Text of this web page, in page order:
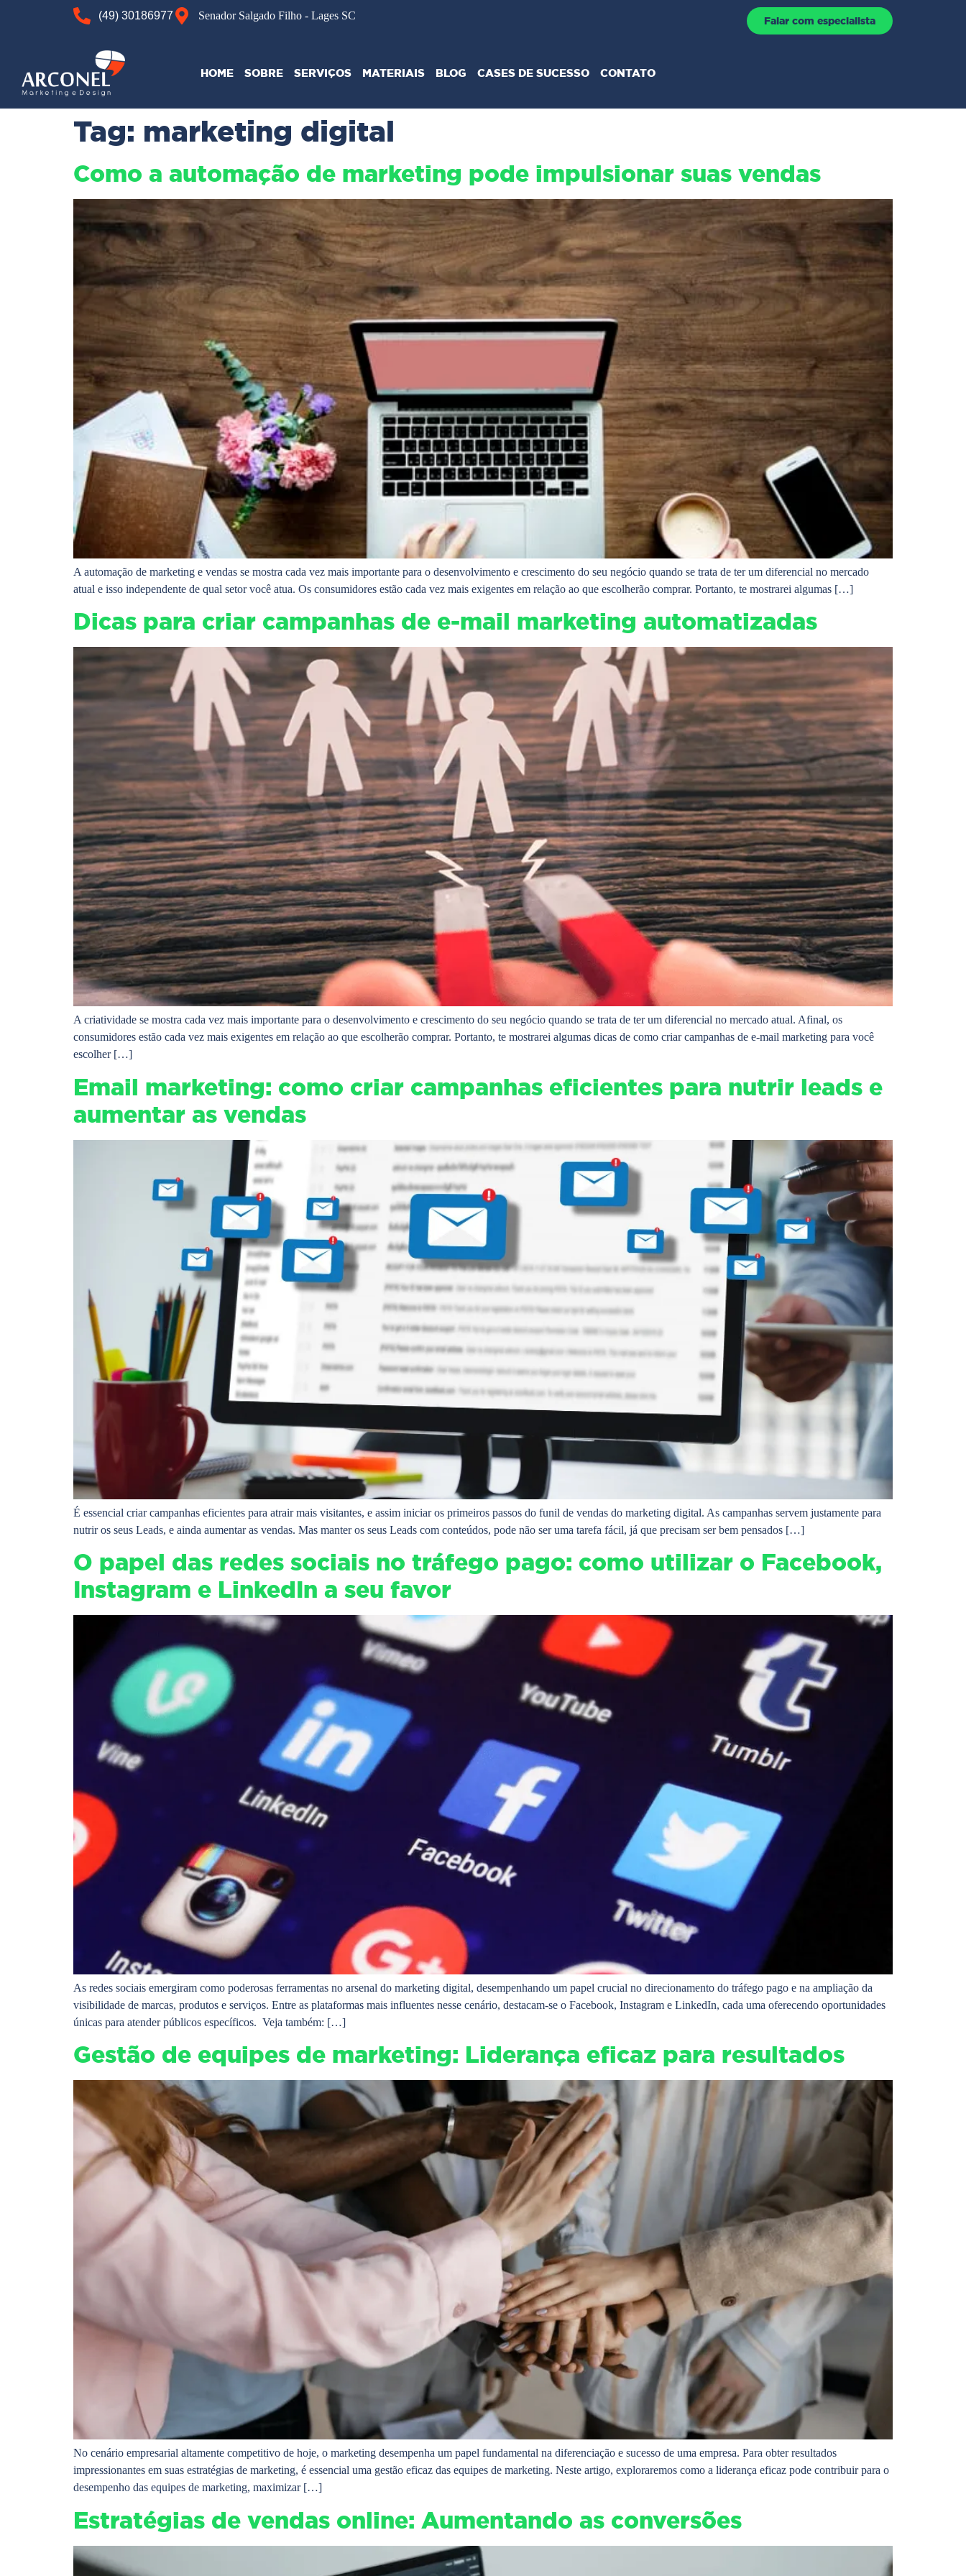
(49) 30186977 Senador Salgado Filho - Lages SC Falar com especialista
HOME SOBRE SERVIÇOS MATERIAIS BLOG CASES DE SUCESSO CONTATO
Tag: marketing digital
Como a automação de marketing pode impulsionar suas vendas
A automação de marketing e vendas se mostra cada vez mais importante para o desenvolvimento e crescimento do seu negócio quando se trata de ter um diferencial no mercado
atual e isso independente de qual setor você atua. Os consumidores estão cada vez mais exigentes em relação ao que escolherão comprar. Portanto, te mostrarei algumas […]
Dicas para criar campanhas de e-mail marketing automatizadas
A criatividade se mostra cada vez mais importante para o desenvolvimento e crescimento do seu negócio quando se trata de ter um diferencial no mercado atual. Afinal, os
consumidores estão cada vez mais exigentes em relação ao que escolherão comprar. Portanto, te mostrarei algumas dicas de como criar campanhas de e-mail marketing para você
escolher […]
Email marketing: como criar campanhas eficientes para nutrir leads e
aumentar as vendas
É essencial criar campanhas eficientes para atrair mais visitantes, e assim iniciar os primeiros passos do funil de vendas do marketing digital. As campanhas servem justamente para
nutrir os seus Leads, e ainda aumentar as vendas. Mas manter os seus Leads com conteúdos, pode não ser uma tarefa fácil, já que precisam ser bem pensados […]
O papel das redes sociais no tráfego pago: como utilizar o Facebook,
Instagram e LinkedIn a seu favor
As redes sociais emergiram como poderosas ferramentas no arsenal do marketing digital, desempenhando um papel crucial no direcionamento do tráfego pago e na ampliação da
visibilidade de marcas, produtos e serviços. Entre as plataformas mais influentes nesse cenário, destacam-se o Facebook, Instagram e LinkedIn, cada uma oferecendo oportunidades
únicas para atender públicos específicos. Veja também: […]
Gestão de equipes de marketing: Liderança eficaz para resultados
No cenário empresarial altamente competitivo de hoje, o marketing desempenha um papel fundamental na diferenciação e sucesso de uma empresa. Para obter resultados
impressionantes em suas estratégias de marketing, é essencial uma gestão eficaz das equipes de marketing. Neste artigo, exploraremos como a liderança eficaz pode contribuir para o
desempenho das equipes de marketing, maximizar […]
Estratégias de vendas online: Aumentando as conversões